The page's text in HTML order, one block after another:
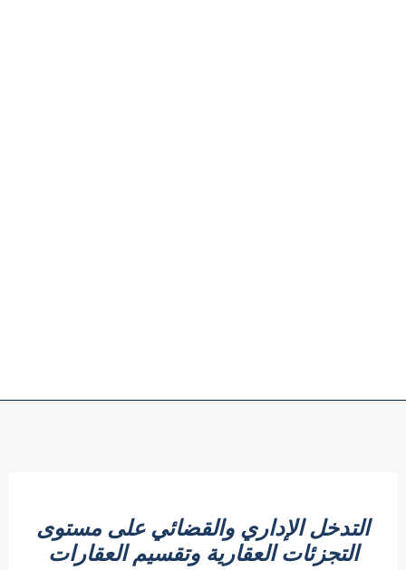
التدخل الإداري والقضائي على مستوى
التجزئات العقارية وتقسيم العقارات